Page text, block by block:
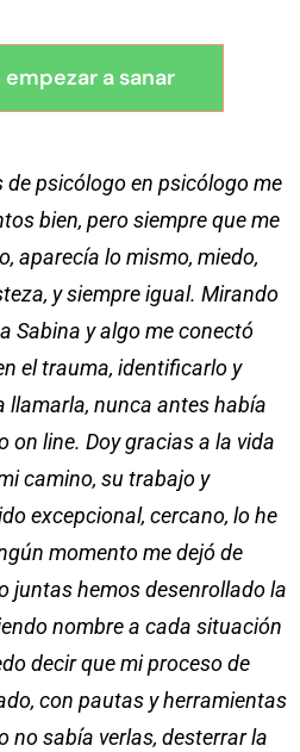
empezar a sanar
de psicólogo en psicólogo me
bien, pero siempre que me
aparecía lo mismo, miedo,
y siempre igual. Mirando
Sabina y algo me conectó
el trauma, identificarlo y
llamarla, nunca antes había
on line. Doy gracias a la vida
camino, su trabajo y
excepcional, cercano, lo he
momento me dejó de
juntas hemos desenrollado la
nombre a cada situación
decir que mi proceso de
con pautas y herramientas
no sabía verlas, desterrar la